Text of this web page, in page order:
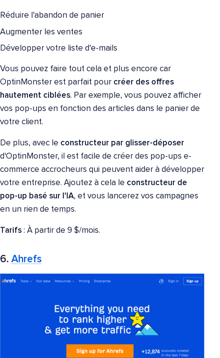
Réduire l'abandon de panier
Augmenter les ventes
Développer votre liste d'e-mails
Vous pouvez faire tout cela et plus encore car
OptinMonster est parfait pour créer des offres
hautement ciblées. Par exemple, vous pouvez afficher
vos pop-ups en fonction des articles dans le panier de
votre client.
De plus, avec le constructeur par glisser-déposer
d'OptinMonster, il est facile de créer des pop-ups e-
commerce accrocheurs qui peuvent aider à développer
votre entreprise. Ajoutez à cela le constructeur de
pop-up basé sur l'IA, et vous lancerez vos campagnes
en un rien de temps.
Tarifs : À partir de 9 $/mois.
6. Ahrefs